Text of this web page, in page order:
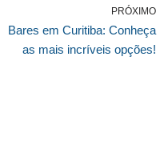
PRÓXIMO
Bares em Curitiba: Conheça
as mais incríveis opções!